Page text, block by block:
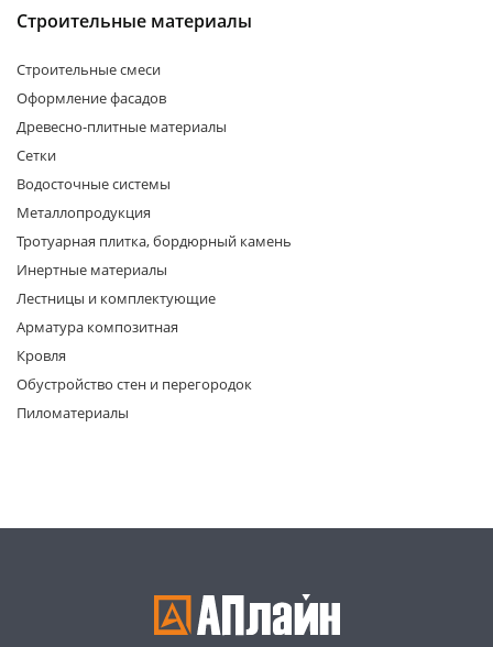
Строительные материалы
Строительные смеси
Оформление фасадов
Древесно-плитные материалы
Сетки
Водосточные системы
Металлопродукция
Тротуарная плитка, бордюрный камень
Инертные материалы
Лестницы и комплектующие
Арматура композитная
Кровля
Обустройство стен и перегородок
Пиломатериалы
раз в 2 недели